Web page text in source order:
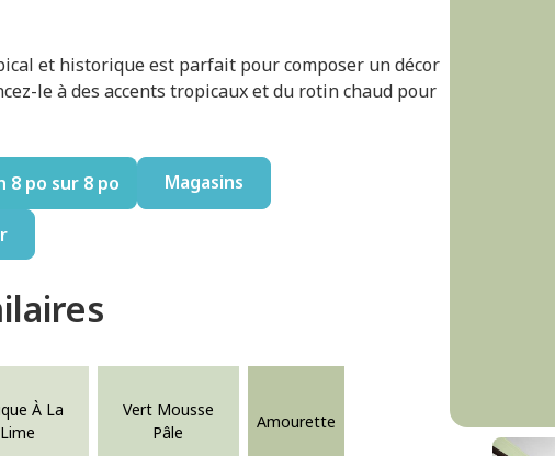
et historique est parfait pour composer un décor
le à des accents tropicaux et du rotin chaud pour
8 po sur 8 po Magasins
À La
Lime
Vert Mousse
Pâle
Amourette
Amourette